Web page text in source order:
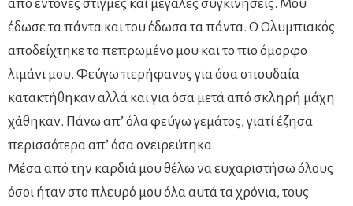
έδωσε τα πάντα και του έδωσα τα πάντα. Ο Ολυμπιακός
αποδείχτηκε το πεπρωμένο μου και το πιο όμορφο
λιμάνι μου. Φεύγω περήφανος για όσα σπουδαία
κατακτήθηκαν αλλά και για όσα μετά από σκληρή μάχη
χάθηκαν. Πάνω απ’ όλα φεύγω γεμάτος, γιατί έζησα
περισσότερα απ’ όσα ονειρεύτηκα.
Μέσα από την καρδιά μου θέλω να ευχαριστήσω όλους
όσοι ήταν στο πλευρό μου όλα αυτά τα χρόνια, τους